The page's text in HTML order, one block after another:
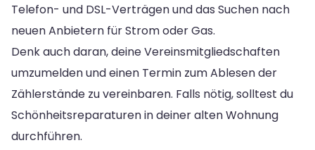
Telefon- und DSL-Verträgen und das Suchen nach
neuen Anbietern für Strom oder Gas.
Denk auch daran, deine Vereinsmitgliedschaften
umzumelden und einen Termin zum Ablesen der
Zählerstände zu vereinbaren. Falls nötig, solltest du
Schönheitsreparaturen in deiner alten Wohnung
durchführen.